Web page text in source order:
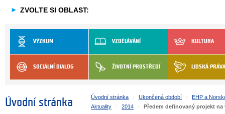
► ZVOLTE SI OBLAST:
VÝZKUM VZDĚLÁVÁNÍ KULTURA
SOCIÁLNÍ DIALOG ŽIVOTNÍ PROSTŘEDÍ LIDSKÁ PRÁVA
Úvodní stránka
Úvodní stránka Ukončená období
EHP a
Aktuality
2014 Předem definovaný projekt na